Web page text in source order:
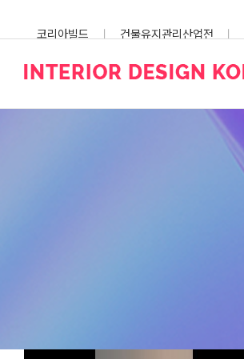
코리아빌드
건물유지관리산업전